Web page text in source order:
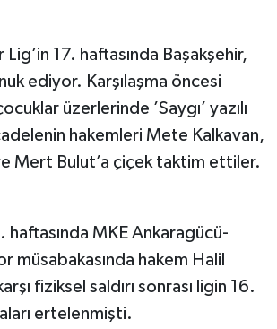
17. haftasında Başakşehir,
ediyor. Karşılaşma öncesi
üzerlerinde ’Saygı’ yazılı
hakemleri Mete Kalkavan,
Mert Bulut’a çiçek taktim ettiler.
haftasında MKE Ankaragücü-
müsabakasında hakem Halil
fiziksel saldırı sonrası ligin 16.
ertelenmişti.